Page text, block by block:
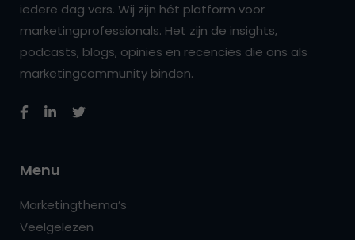
iedere dag vers. Wij zijn hét platform voor
marketingprofessionals. Het zijn de insights,
podcasts, blogs, opinies en recencies die ons als
marketingcommunity binden.
Menu
Marketingthema’s
Veelgelezen